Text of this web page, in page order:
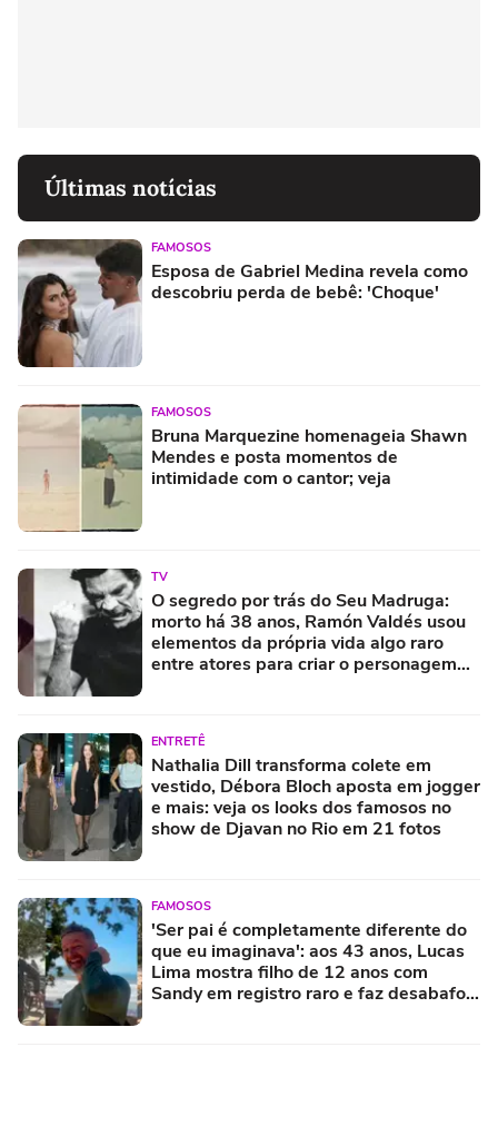
Últimas notícias
FAMOSOS
Esposa de Gabriel Medina revela como
descobriu perda de bebê: 'Choque'
FAMOSOS
Bruna Marquezine homenageia Shawn
Mendes e posta momentos de
intimidade com o cantor; veja
TV
O segredo por trás do Seu Madruga:
morto há 38 anos, Ramón Valdés usou
elementos da própria vida algo raro
entre atores para criar o personagem
ENTRETÊ
Nathalia Dill transforma colete em
vestido, Débora Bloch aposta em jogger
e mais: veja os looks dos famosos no
show de Djavan no Rio em 21 fotos
FAMOSOS
'Ser pai é completamente diferente do
que eu imaginava': aos 43 anos, Lucas
Lima mostra filho de 12 anos com
Sandy em registro raro e faz desabafo